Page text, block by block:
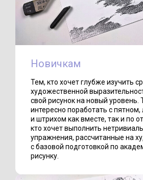
Новичкам
Тем, кто хочет глубже изучить
художественной
свой рисунок на новый уровень.
интересно поработать с пятном,
и штрихом как вместе, так и по
кто хочет выполнить
упражнения, рассчитанные на
с базовой подготовкой по
рисунку.